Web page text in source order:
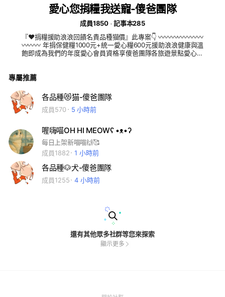
愛心您捐糧我送寵-傻爸團隊
成員1850
記事本285
『♥️捐糧援助浪浪回饋名貴品種猫價』此專案👇 〰️〰️〰️〰️〰️〰️〰️
〰️〰️〰️ 年捐保健糧1000元+統一愛心糧600元援助浪浪健康與溫
飽即成為我們的年度愛心會員資格享傻爸團隊各旅遊景點愛心會
糧A或B或C或任選組合或全選為乙次 ⚠️再例：依統一愛心糧計
抵猫價金再享愛心💞半價作為回饋您的愛心⋯ *️⃣愛心捐糧A 即
日起汪喵歡樂營各門市及傻爸寵食超商各加盟店與統一企業合作
愛心捐糧活動599元+1元認購統一愛心犬糧18kg或認購統一愛心
Dr.Pet酵素益生保健糧1000元援助浪團與愛爸媽們⋯！ *️⃣愛心
捐糧C 即日起認購天野凍乾糧1.8kg1480元援助浪團與愛爸媽
們⋯！ 💞讓您愛寵的每一餐都能直接援 助浪浪的每一餐！ 💞期
待共同將愛與愛心連結到每 一處悲慘的角落！ 〰️〰️〰️〰️〰️〰️〰️
〰️〰️〰️〰️ 汪喵歡樂營(桃園館) 📞03/438-0000 🏡桃園市中壢區
中山東路二段313號 特寵業字第C1120603號 統一編號925586
00 〰️〰️〰️〰️〰️〰️〰️〰️〰️ 汪喵歡樂營(台中館) 📞04/229-33111
📞06/350-1234 🏡台南市中西區文賢路135號 特寵業字第U113
0738號 統一編號81269857 ➖➖➖➖➖➖➖➖➖➖➖ 🔱此平台成立
的目的： 提供「待緣中」的貓狗照片，方便欲辦理者看毛小孩
加LINEID @0955-881-010 🔺️Tiktok 抖音會直播線上賞貓 (連結
專屬推薦
各品種😻猫-傻爸團隊
成員570 5 小時前
喔嗨喵OH HI MEOWʕ •ᴥ•ʔ
每日上架新喵喵🙌🥰
成員1882
1 小時前
各品種🐶犬-傻爸團隊
成員1255 4 小時前
還有其他眾多社群等您來探索
顯示更多